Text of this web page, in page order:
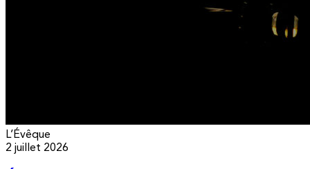
L’Évêque
2 juillet 2026